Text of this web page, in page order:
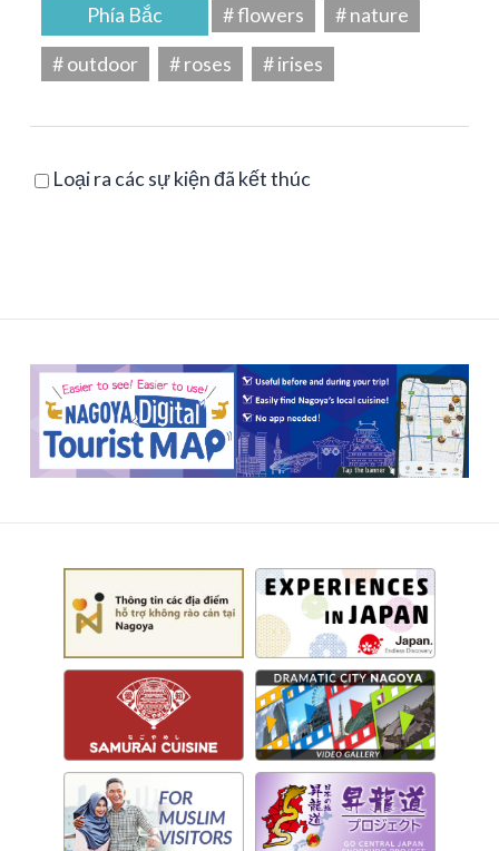
Phía Bắc # flowers
# nature
# outdoor
# roses # irises
Loại ra các sự kiện đã kết thúc